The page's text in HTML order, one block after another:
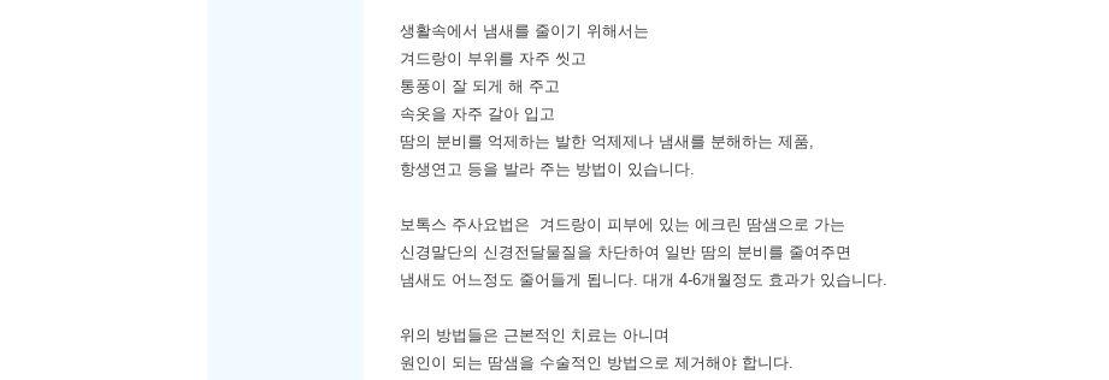
생활속에서 냄새를 줄이기 위해서는
겨드랑이 부위를 자주 씻고
통풍이 잘 되게 해 주고
속옷을 자주 갈아 입고
땀의 분비를 억제하는 발한 억제제나 냄새를 분해하는 제품,
항생연고 등을 발라 주는 방법이 있습니다.
보톡스 주사요법은 겨드랑이 피부에 있는 에크린 땀샘으로 가는
신경말단의 신경전달물질을 차단하여 일반 땀의 분비를 줄여주면
냄새도 어느정도 줄어들게 됩니다. 대개 4-6개월정도 효과가 있습니다.
위의 방법들은 근본적인 치료는 아니며
원인이 되는 땀샘을 수술적인 방법으로 제거해야 합니다.